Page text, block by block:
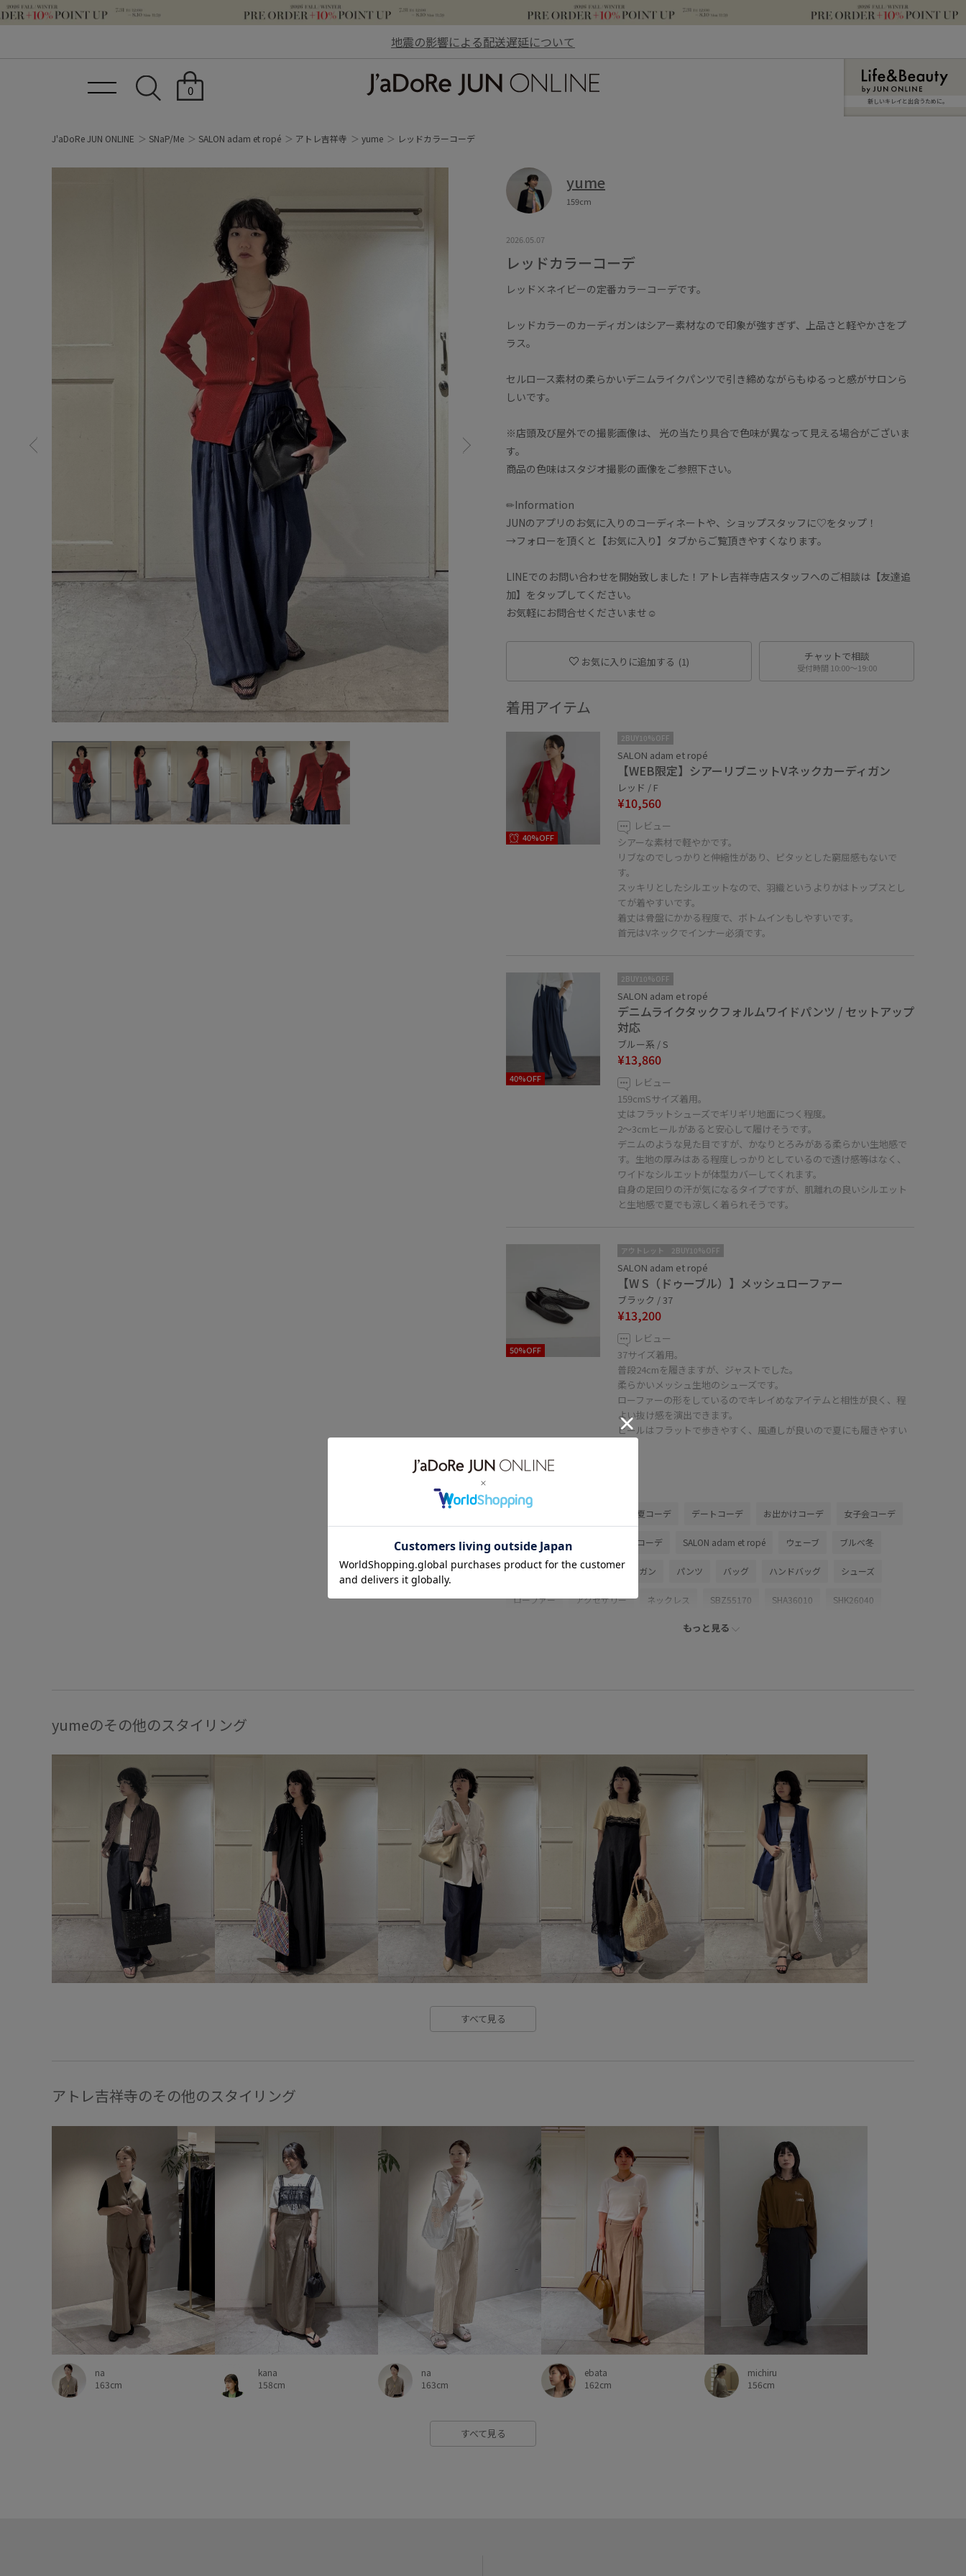
地震の影響による配送遅延について
0
新しいキレイと出合うために。
J'aDoRe JUN ONLINE SNaP/Me SALON adam et ropé アトレ吉祥寺 yume レッドカラーコーデ
yume
159cm
2026.05.07
レッドカラーコーデ
レッド×ネイビーの定番カラーコーデです。
レッドカラーのカーディガンはシアー素材なので印象が強すぎず、上品さと軽やかさをプ
ラス。
セルロース素材の柔らかいデニムライクパンツで引き締めながらもゆるっと感がサロンら
しいです。
※店頭及び屋外での撮影画像は、 光の当たり具合で色味が異なって見える場合がございま
す。
商品の色味はスタジオ撮影の画像をご参照下さい。
✏︎Information
JUNのアプリのお気に入りのコーディネートや、ショップスタッフに♡をタップ！
→フォローを頂くと【お気に入り】タブからご覧頂きやすくなります。
LINEでのお問い合わせを開始致しました！アトレ吉祥寺店スタッフへのご相談は【友達追
加】をタップしてください。
お気軽にお問合せくださいませ☺︎
お気に入りに追加する (1) チャットで相談
受付時間 10:00〜19:00
着用アイテム
40%OFF
2BUY10%OFF
SALON adam et ropé
【WEB限定】シアーリブニットVネックカーディガン
レッド / F
¥10,560
レビュー
シアーな素材で軽やかです。
リブなのでしっかりと伸縮性があり、ピタッとした窮屈感もないで
す。
スッキリとしたシルエットなので、羽織というよりかはトップスとし
てが着やすいです。
着丈は骨盤にかかる程度で、ボトムインもしやすいです。
首元はVネックでインナー必須です。
40%OFF
2BUY10%OFF
SALON adam et ropé
デニムライクタックフォルムワイドパンツ / セットアップ
対応
ブルー系 / S
¥13,860
レビュー
159cmSサイズ着用。
丈はフラットシューズでギリギリ地面につく程度。
2〜3cmヒールがあると安心して履けそうです。
デニムのような見た目ですが、かなりとろみがある柔らかい生地感で
す。生地の厚みはある程度しっかりとしているので透け感等はなく、
ワイドなシルエットが体型カバーしてくれます。
自身の足回りの汗が気になるタイプですが、肌離れの良いシルエット
と生地感で夏でも涼しく着られそうです。
50%OFF
アウトレット 2BUY10%OFF
SALON adam et ropé
【W S（ドゥーブル）】メッシュローファー
ブラック / 37
¥13,200
レビュー
37サイズ着用。
普段24cmを履きますが、ジャストでした。
柔らかいメッシュ生地のシューズです。
ローファーの形をしているのでキレイめなアイテムと相性が良く、程
よい抜け感を演出できます。
ヒールはフラットで歩きやすく、風通しが良いので夏にも履きやすい
関連タグ
初夏コーデ デートコーデ お出かけコーデ 女子会コーデ
パンツスタイル カジュアルコーデ SALON adam et ropé ウェーブ ブルべ冬
混合 トップス カーディガン パンツ バッグ ハンドバッグ シューズ
ローファー アクセサリー ネックレス SBZ55170 SHA36010 SHK26040
2025セレモニー 2512JUNPRESS対象商品
シボ感 シャツ シャープ シンプル
スッキリ センシュアル
デイリーで活躍 トレンド感 ドライ ドライタッチ
ニット ニット素材 ハイウエスト
フィット感 プルオーバー ボリューム感 ポリエステル
メッシュ メッシュ素材 モード感 ラインが美しい
リブニット レイヤード レイヤードスタイル ワイドシルエット ワイドパンツ
ワンピース 上品 伸縮性 優雅 光沢感 冷房対策 凹凸感 合わせやすい
普段使い
もっと見る
yumeのその他のスタイリング
すべて見る
アトレ吉祥寺のその他のスタイリング
na
163cm
kana
158cm
na
163cm
ebata
162cm
michiru
156cm
すべて見る